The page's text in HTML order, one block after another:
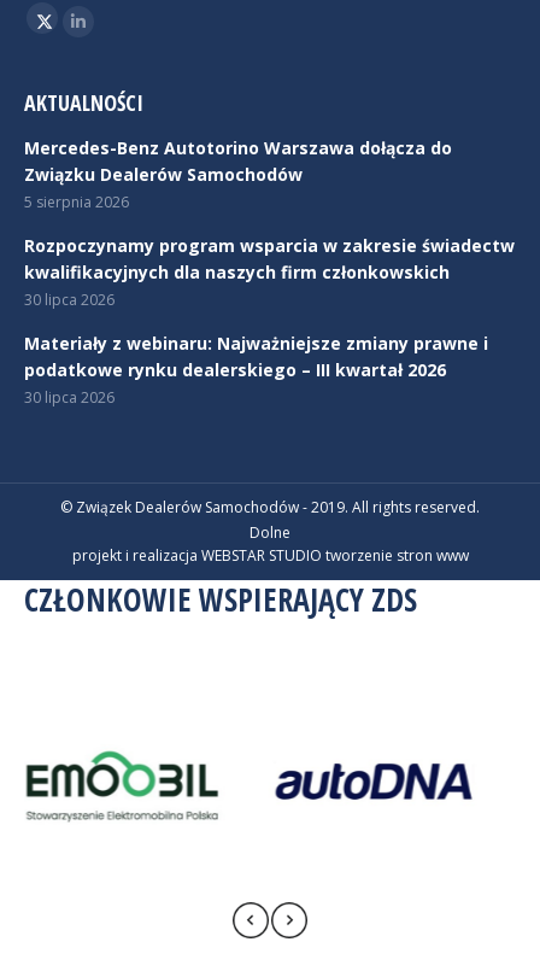
Znajdź nas na:
TwitterLinkedin
AKTUALNOŚCI
Mercedes-Benz Autotorino Warszawa dołącza do
Związku Dealerów Samochodów
5 sierpnia 2026
Rozpoczynamy program wsparcia w zakresie świadectw
kwalifikacyjnych dla naszych firm członkowskich
30 lipca 2026
Materiały z webinaru: Najważniejsze zmiany prawne i
podatkowe rynku dealerskiego – III kwartał 2026
30 lipca 2026
© Związek Dealerów Samochodów - 2019. All rights reserved.
Dolne
projekt i realizacja WEBSTAR STUDIO tworzenie stron www
CZŁONKOWIE WSPIERAJĄCY ZDS